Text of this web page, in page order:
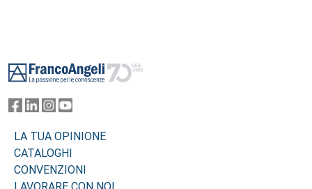
LA TUA OPINIONE
CATALOGHI
CONVENZIONI